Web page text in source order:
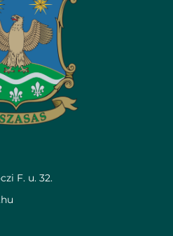
F. u. 32.